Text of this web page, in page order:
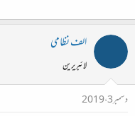
الف نظامی
لائبریرین
دسمبر 3، 2019